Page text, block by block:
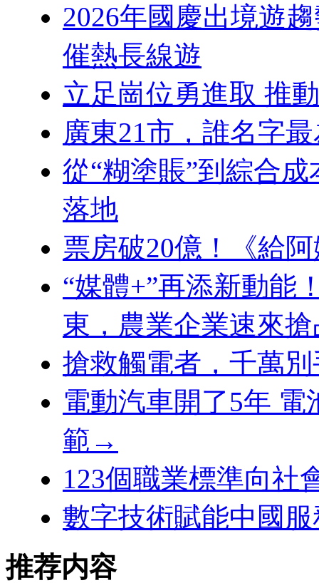
2026年國慶出境遊
催熱長線遊
立足崗位勇進取 推
廣東21市，誰名字
從“糊塗賬”到綜合
落地
票房破20億！《給
“媒體+”再添新動能
東，農業企業速來
搶救觸電者，千萬
電動汽車開了5年
範→
123個職業標準向社
數字技術賦能中國
推荐内容